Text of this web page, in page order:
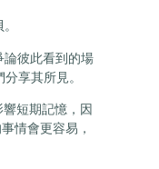
彼此看到的場
享其所見。
短期記憶，因
情會更容易，